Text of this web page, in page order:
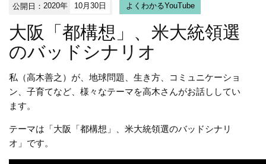
公開日：2020年 10月30日 よくわかるYouTube
大阪「都構想」、米大統領選
のバッドシナリオ
私（高木善之）が、地球問題、生き方、コミュニケーショ
ン、子育てなど、様々なテーマを高木さんがお話ししてい
ます。
テーマは「大阪「都構想」、米大統領選のバッドシナリ
オ」です。